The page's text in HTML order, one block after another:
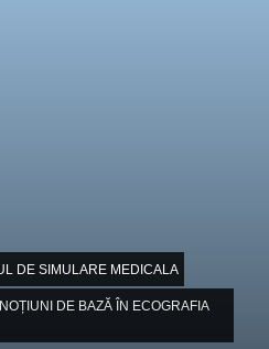
DE SIMULARE MEDICALA
DE BAZĂ ÎN ECOGRAFIA